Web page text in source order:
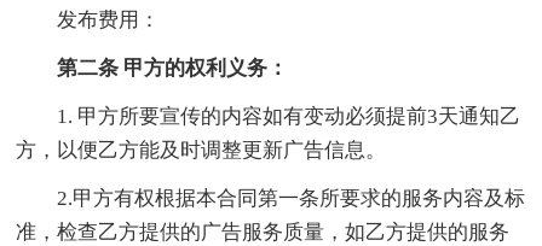
发布费用：
第二条 甲方的权利义务：
1. 甲方所要宣传的内容如有变动必须提前3天通知乙
方，以便乙方能及时调整更新广告信息。
2.甲方有权根据本合同第一条所要求的服务内容及标
准，检查乙方提供的广告服务质量，如乙方提供的服务